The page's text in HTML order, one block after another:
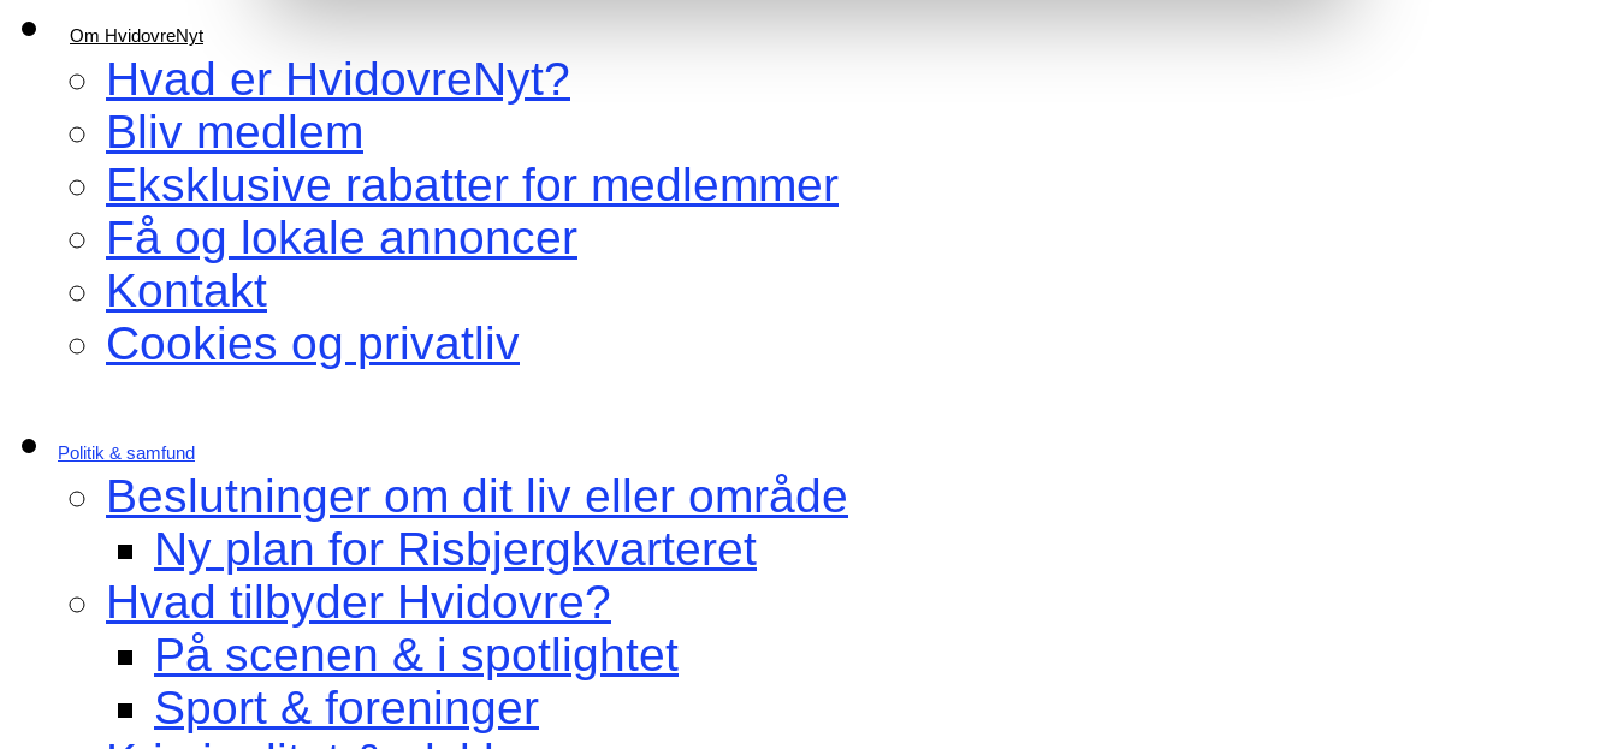
Om HvidovreNyt
Hvad er HvidovreNyt?
Bliv medlem
Eksklusive rabatter for medlemmer
Få og lokale annoncer
Kontakt
Cookies og privatliv
Politik & samfund
Beslutninger om dit liv eller område
Ny plan for Risbjergkvarteret
Hvad tilbyder Hvidovre?
På scenen & i spotlightet
Sport & foreninger